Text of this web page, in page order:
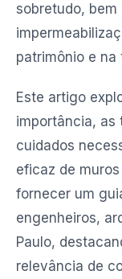
sobretudo, bem
patrimônio e na
Este artigo
importância, as
cuidados
eficaz de
fornecer um
engenheiros,
Paulo,
relevância de